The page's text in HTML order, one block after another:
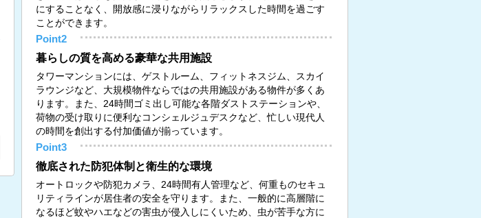
にすることなく、開放感に浸りながらリラックスした時間を過ごす
ことができます。
Point2
暮らしの質を高める豪華な共用施設
タワーマンションには、ゲストルーム、フィットネスジム、スカイ
ラウンジなど、大規模物件ならではの共用施設がある物件が多くあ
ります。また、24時間ゴミ出し可能な各階ダストステーションや、
荷物の受け取りに便利なコンシェルジュデスクなど、忙しい現代人
の時間を創出する付加価値が揃っています。
Point3
徹底された防犯体制と衛生的な環境
オートロックや防犯カメラ、24時間有人管理など、何重ものセキュ
リティラインが居住者の安全を守ります。また、一般的に高層階に
なるほど蚊やハエなどの害虫が侵入しにくいため、虫が苦手な方に